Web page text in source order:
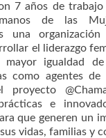
7 años de
de las
una
el liderazgo
igualdad
como agentes
proyecto
e
que generen un
vidas, familias y